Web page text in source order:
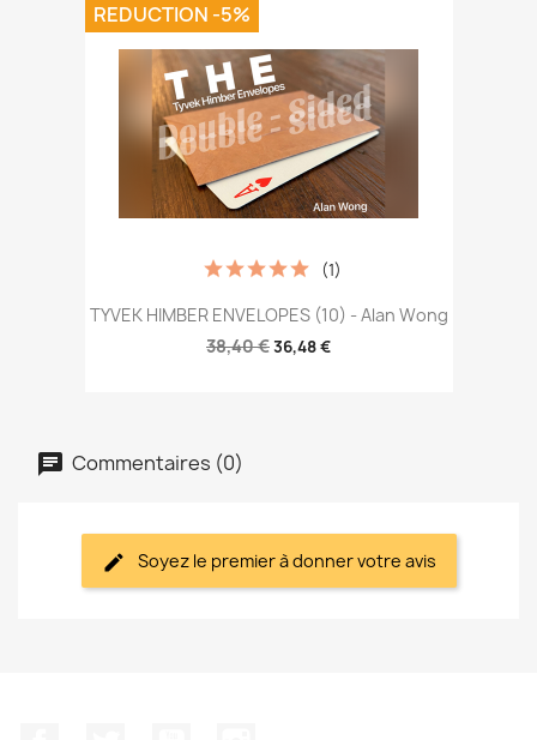
TYVEK HIMBER ENVELOPES (10) - Alan Wong
38,40 €36,48 €
(1)
REDUCTION -5%
Commentaires (0)
Soyez le premier à donner votre avis